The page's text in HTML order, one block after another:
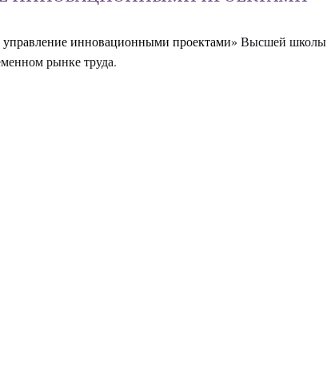
инновационными проектами» Высшей школы
рынке труда.